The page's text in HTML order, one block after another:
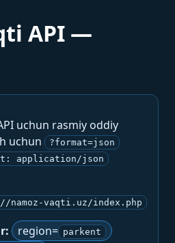
API —
uchun rasmiy oddiy
uchun
?format=json
application/json
namoz-vaqti.uz/index.php
region= parkent